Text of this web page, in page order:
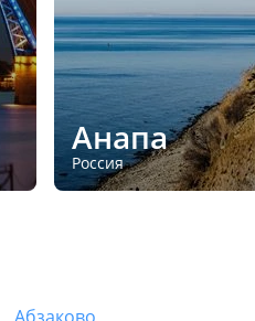
Анапа
Россия